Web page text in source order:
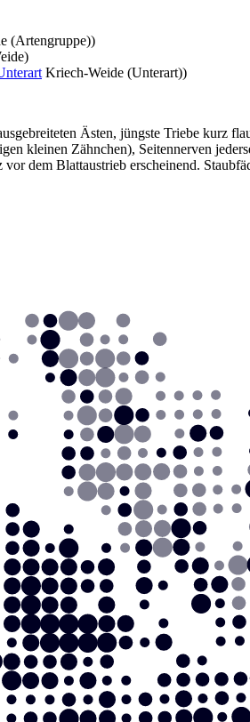
(Artengruppe))
Kriech-Weide (Unterart))
Ästen, jüngste Triebe kurz
kleinen Zähnchen), Seitennerven
dem Blattaustrieb erscheinend.